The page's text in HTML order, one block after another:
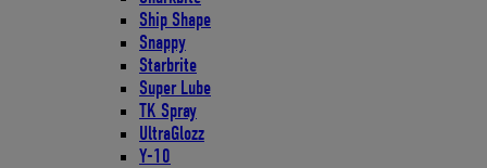
Ship Shape
Snappy
Starbrite
Super Lube
TK Spray
UltraGlozz
Y-10